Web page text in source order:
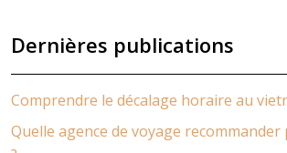
Dernières publications
Comprendre le décalage horaire au
Quelle agence de voyage